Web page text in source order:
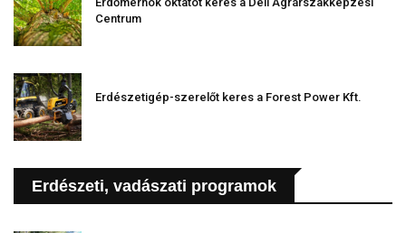
Centrum
Erdészetigép-szerelőt keres a Forest Power Kft.
Erdészeti, vadászati programok